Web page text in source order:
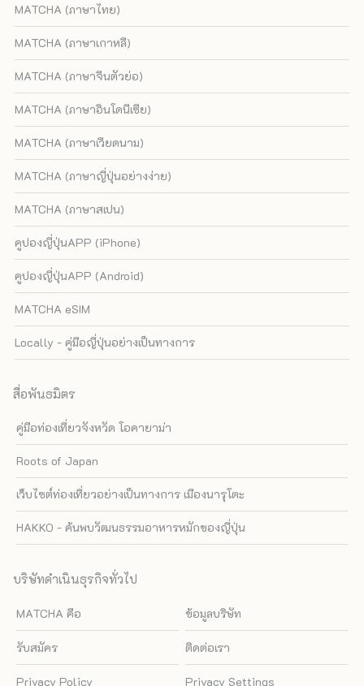
MATCHA (ภาษาไทย)
MATCHA (ภาษาเกาหลี)
MATCHA (ภาษาจีนตัวย่อ)
MATCHA (ภาษาอินโดนีเซีย)
MATCHA (ภาษาเวียดนาม)
MATCHA (ภาษาญี่ปุ่นอย่างง่าย)
MATCHA (ภาษาสเปน)
คูปองญี่ปุ่นAPP (iPhone)
คูปองญี่ปุ่นAPP (Android)
MATCHA eSIM
Locally - คู่มือญี่ปุ่นอย่างเป็นทางการ
สื่อพันธมิตร
คู่มือท่องเที่ยวจังหวัด โอคายาม่า
Roots of Japan
เว็บไซต์ท่องเที่ยวอย่างเป็นทางการ เมืองนารุโตะ
HAKKO - ค้นพบวัฒนธรรมอาหารหมักของญี่ปุ่น
บริษัทดำเนินธุรกิจทั่วไป
MATCHA คือ ข้อมูลบริษัท
รับสมัคร ติดต่อเรา
Privacy Policy Privacy Settings